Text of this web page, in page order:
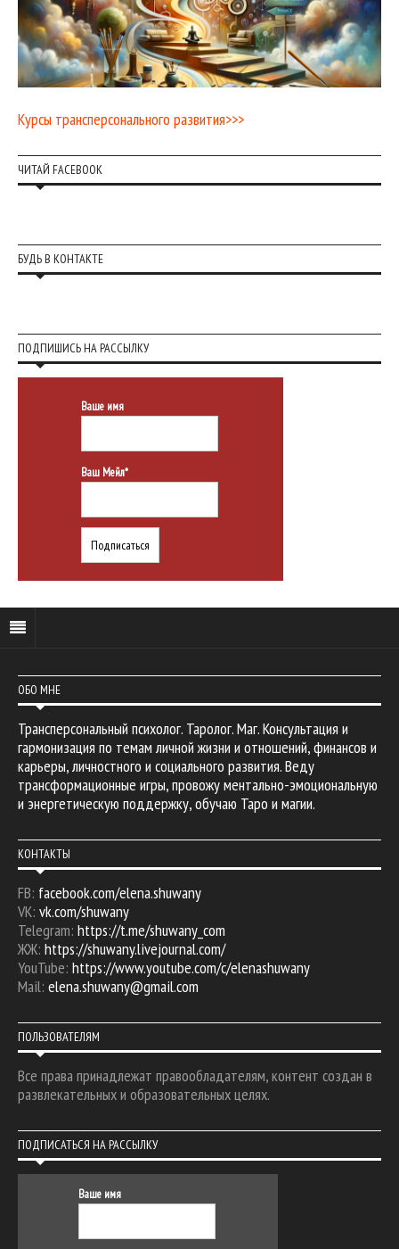
Курсы трансперсонального развития>>>
ЧИТАЙ FACEBOOK
БУДЬ В КОНТАКТЕ
ПОДПИШИСЬ НА РАССЫЛКУ
Ваше имя
Ваш Мейл*
ОБО МНЕ
Трансперсональный психолог. Таролог. Маг. Консультация и
гармонизация по темам личной жизни и отношений, финансов и
карьеры, личностного и социального развития. Веду
трансформационные игры, провожу ментально-эмоциональную
и энергетическую поддержку, обучаю Таро и магии.
КОНТАКТЫ
FB: facebook.com/elena.shuwany
VK: vk.com/shuwany
Telegram: https://t.me/shuwany_com
ЖЖ: https://shuwany.livejournal.com/
YouTube: https://www.youtube.com/c/elenashuwany
Mail: elena.shuwany@gmail.com
ПОЛЬЗОВАТЕЛЯМ
Все права принадлежат правообладателям, контент создан в
развлекательных и образовательных целях.
ПОДПИСАТЬСЯ НА РАССЫЛКУ
Ваше имя